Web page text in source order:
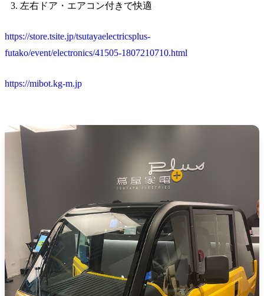
左右ドア・エアコン付きで快適
https://store.tsite.jp/tsutayaelectricsplus-
futako/event/electronics/41505-1807210710.html
https://mibot.kg-m.jp